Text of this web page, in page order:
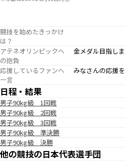
競技を始めたきっかけ
は？
アテネオリンピックへ
の抱負
金メダル目指しま
応援しているファンへ
一言
みなさんの応援
日程・結果
男子90kg級 1回戦
男子90kg級 2回戦
男子90kg級 3回戦
男子90kg級 準決勝
男子90kg級 決勝
他の競技の日本代表選手団